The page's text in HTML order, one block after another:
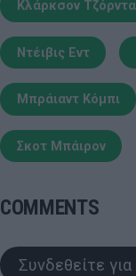
Κλάρκσον
Ντέιβις Εντ
Μπράιαντ Κόμπι
Σκοτ Μπάιρον
COMMENTS
Συνδεθείτε